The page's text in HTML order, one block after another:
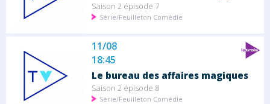
Saison 2 épisode 7
Série/Feuilleton Comédie
11/08
18:45
Le bureau des affaires magiques
Saison 2 épisode 8
Série/Feuilleton Comédie